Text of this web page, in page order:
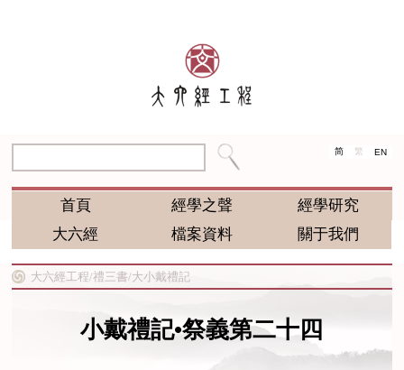
简 繁 EN
首頁 經學之聲
經學研究
大六經
檔案資料 關于我們
大六經工程/禮三書/大小戴禮記
小戴禮記•祭義第二十四